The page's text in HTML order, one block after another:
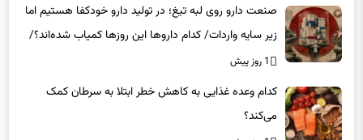
صنعت دارو روی لبه تیغ؛ در تولید دارو خودکفا هستیم اما
زیر سایه واردات/ کدام داروها این روزها کمیاب شده‌اند؟/
«کشور سه ماه ذخیره دارویی دارد»
1 روز پیش
کدام وعده غذایی به کاهش خطر ابتلا به سرطان کمک
می‌کند؟